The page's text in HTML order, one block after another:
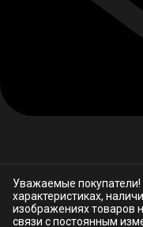
Уважаемые покупатели!
характеристиках,
изображениях товаров
связи с постоянным